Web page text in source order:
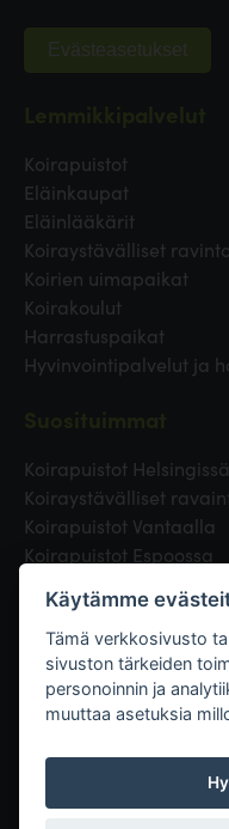
Evästeasetukset
Koirapuistot
Eläinkaupat
Eläinlääkärit
Koiraystävälliset
Koirien uimapaikat
Koirakoulut
Harrastuspaikat
Hyvinvointipalvelut ja
Koirapuistot Helsingissä
Koiraystävälliset
Koirapuistot Vantaalla
Koirapuistot Espoossa
Eläinlääkäri
Koirapuistot
Linkit
Käytämme
Tämä verkkosivusto
sivuston tärkeiden
personoinnin ja
muuttaa asetuksia